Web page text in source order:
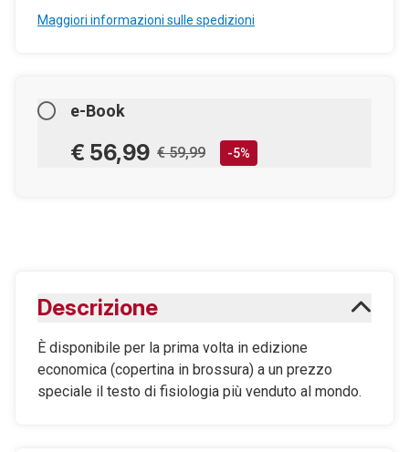
Maggiori informazioni sulle spedizioni
e-Book
€ 56,99 € 59,99 -5%
Maggiori informazioni sugli eBook
Descrizione
È disponibile per la prima volta in edizione
economica (copertina in brossura) a un prezzo
speciale il testo di fisiologia più venduto al mondo.